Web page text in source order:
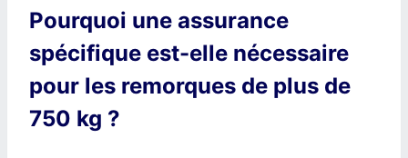
Pourquoi une assurance
spécifique est-elle nécessaire
pour les remorques de plus de
750 kg ?